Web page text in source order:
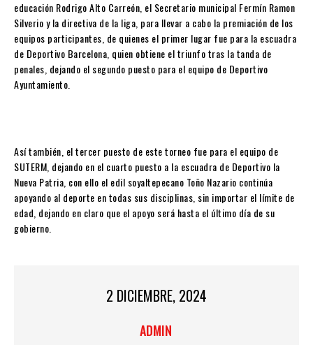
educación Rodrigo Alto Carreón, el Secretario municipal Fermín Ramon
Silverio y la directiva de la liga, para llevar a cabo la premiación de los
equipos participantes, de quienes el primer lugar fue para la escuadra
de Deportivo Barcelona, quien obtiene el triunfo tras la tanda de
penales, dejando el segundo puesto para el equipo de Deportivo
Ayuntamiento.
Así también, el tercer puesto de este torneo fue para el equipo de
SUTERM, dejando en el cuarto puesto a la escuadra de Deportivo la
Nueva Patria, con ello el edil soyaltepecano Toño Nazario continúa
apoyando al deporte en todas sus disciplinas, sin importar el límite de
edad, dejando en claro que el apoyo será hasta el último día de su
gobierno.
2 DICIEMBRE, 2024
ADMIN